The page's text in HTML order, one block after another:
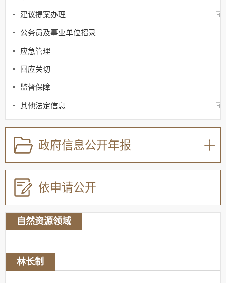
建议提案办理
公务员及事业单位招录
应急管理
回应关切
监督保障
其他法定信息
政府信息公开年报
依申请公开
自然资源领域
林长制